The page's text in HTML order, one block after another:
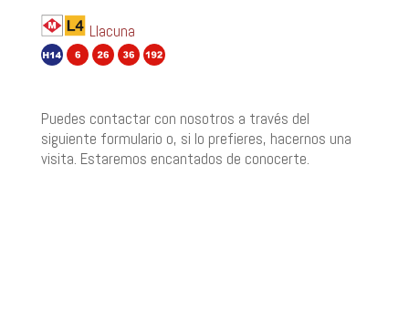
Llacuna
Puedes contactar con nosotros a través del
siguiente formulario o, si lo prefieres, hacernos una
visita. Estaremos encantados de conocerte.